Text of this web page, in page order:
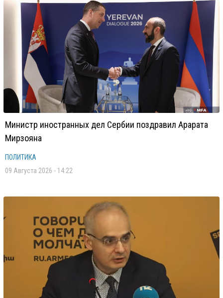
Министр иностранных дел Сербии поздравил Арарата
Мирзояна
ПОЛИТИКА
09 Августа 2026 - 14:22